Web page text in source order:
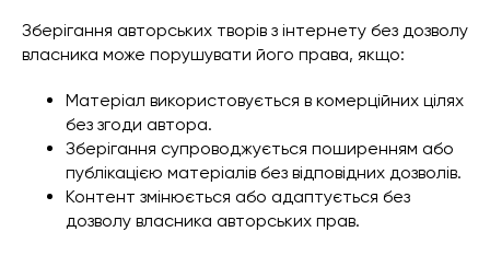
Зберігання авторських творів з інтернету без дозволу
власника може порушувати його права, якщо:
Матеріал використовується в комерційних цілях
без згоди автора.
Зберігання супроводжується поширенням або
публікацією матеріалів без відповідних дозволів.
Контент змінюється або адаптується без
дозволу власника авторських прав.